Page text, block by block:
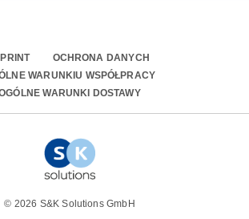
OCHRONA DANYCH
WARUNKIU WSPÓŁPRACY
WARUNKI DOSTAWY
© 2026 S&K Solutions GmbH